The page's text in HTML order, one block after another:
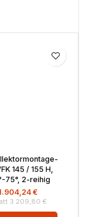
145 / 155 H,
75°, 2-reihig
3.209,80 €
€